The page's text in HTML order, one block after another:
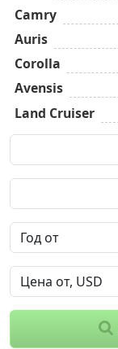
Camry
Auris
Corolla
Avensis
Land Cruiser